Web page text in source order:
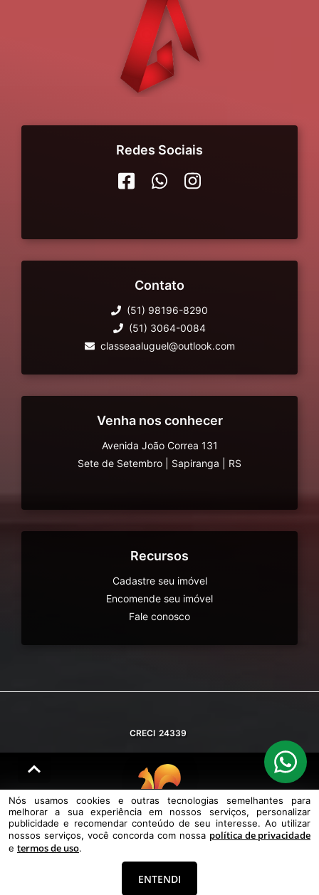
Redes Sociais
Contato
(51) 98196-8290
(51) 3064-0084
classeaaluguel@outlook.com
Venha nos conhecer
Avenida João Correa 131
Sete de Setembro
Sapiranga RS
Recursos
Cadastre seu imóvel
Encomende seu imóvel
Fale conosco
CRECI 24339
© DESENVOLVIDO PELAAGIL.NET
Nós usamos cookies e outras tecnologias semelhantes para melhorar a
sua experiência em nossos serviços, personalizar publicidade e
Nós usamos cookies e outras tecnologias semelhantes para
melhorar a sua experiência em nossos serviços, personalizar
publicidade e recomendar conteúdo de seu interesse. Ao utilizar
nossos serviços, você concorda com nossa política de privacidade
e termos de uso.
ENTENDI